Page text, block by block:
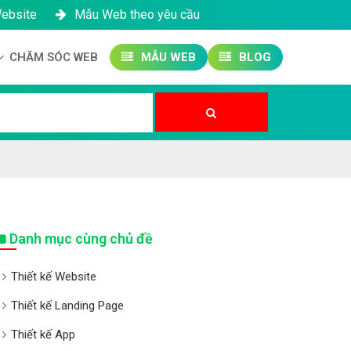
Mẫu Web theo yêu cầu
CHĂM SÓC WEB MẪU WEB BLOG
Danh mục cùng chủ đề
Thiết kế Website
Thiết kế Landing Page
Thiết kế App